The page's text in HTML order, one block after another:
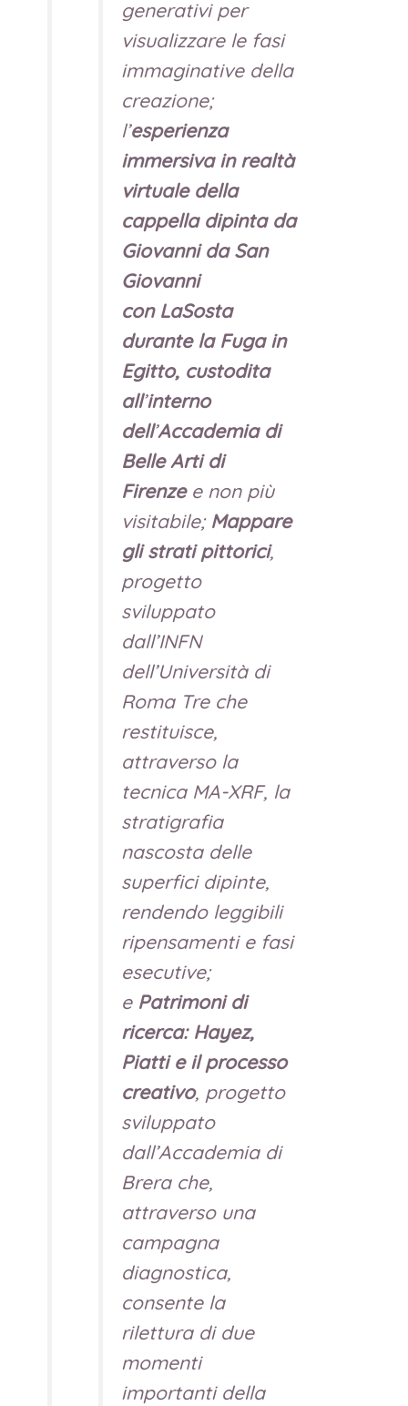
generativi per
visualizzare le fasi
immaginative della
creazione;
l’esperienza
immersiva in realtà
virtuale della
cappella dipinta da
Giovanni da San
Giovanni
con LaSosta
durante la Fuga in
Egitto, custodita
all’interno
dell’Accademia di
Belle Arti di
Firenzee non più
visitabile; Mappare
gli strati pittorici,
progetto
sviluppato
dall’INFN
dell’Università di
Roma Tre che
restituisce,
attraverso la
tecnica MA-XRF, la
stratigrafia
nascosta delle
superfici dipinte,
rendendo leggibili
ripensamenti e fasi
esecutive;
ePatrimoni di
ricerca: Hayez,
Piatti e il processo
creativo, progetto
sviluppato
dall’Accademia di
Brera che,
attraverso una
campagna
diagnostica,
consente la
rilettura di due
momenti
importanti della